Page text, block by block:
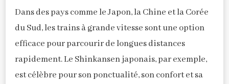
Dans des pays comme le Japon, la Chine et la Corée
du Sud, les trains à grande vitesse sont une option
efficace pour parcourir de longues distances
rapidement. Le Shinkansen japonais, par exemple,
est célèbre pour son ponctualité, son confort et sa